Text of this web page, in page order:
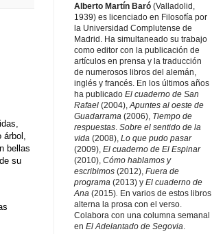
bellas
su
Alberto Martín Baró (Valladolid,
1939) es licenciado en Filosofía por
la Universidad Complutense de
Madrid. Ha simultaneado su trabajo
como editor con la publicación de
artículos en prensa y la traducción
de numerosos libros del alemán,
inglés y francés. En los últimos años
ha publicado El cuaderno de San
Rafael (2004), Apuntes al oeste de
Guadarrama (2006), Tiempo de
respuestas Sobre el sentido de la
vida (2008), Lo que pudo pasar
(2009), El cuaderno de El Espinar
(2010), Cómo hablamos y
escribimos (2012), Fuera de
programa (2013) y El cuaderno de
Ana (2015) En varios de estos libros
alterna la prosa con el verso.
Colabora con una columna semanal
en El Adelantado de Segovia